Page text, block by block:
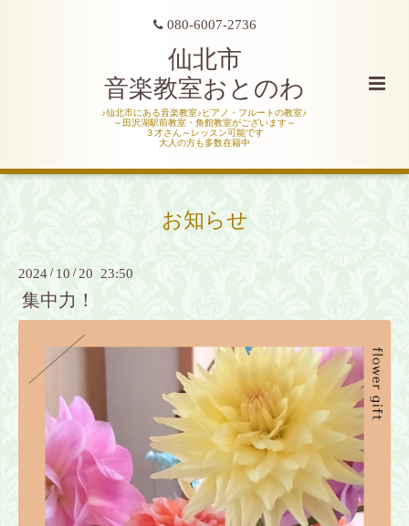
080-6007-2736
仙北市
音楽教室おとのわ
♪仙北市にある音楽教室♪ピアノ・フルートの教室♪
～田沢湖駅前教室・角館教室がございます～
３才さん～レッスン可能です
大人の方も多数在籍中
お知らせ
2024 / 10 / 20 23:50
集中力！